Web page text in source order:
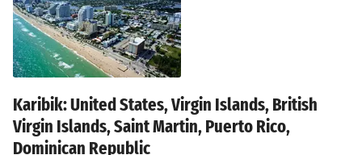
Karibik: United States, Virgin Islands, British
Virgin Islands, Saint Martin, Puerto Rico,
Dominican Republic